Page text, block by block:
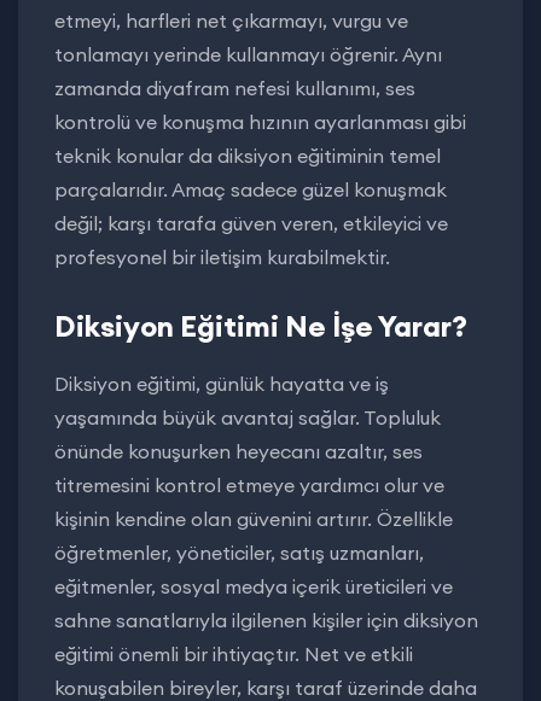
etmeyi, harfleri net çıkarmayı, vurgu ve
tonlamayı yerinde kullanmayı öğrenir. Aynı
zamanda diyafram nefesi kullanımı, ses
kontrolü ve konuşma hızının ayarlanması gibi
teknik konular da diksiyon eğitiminin temel
parçalarıdır. Amaç sadece güzel konuşmak
değil; karşı tarafa güven veren, etkileyici ve
profesyonel bir iletişim kurabilmektir.
Diksiyon Eğitimi Ne İşe Yarar?
Diksiyon eğitimi, günlük hayatta ve iş
yaşamında büyük avantaj sağlar. Topluluk
önünde konuşurken heyecanı azaltır, ses
titremesini kontrol etmeye yardımcı olur ve
kişinin kendine olan güvenini artırır. Özellikle
öğretmenler, yöneticiler, satış uzmanları,
eğitmenler, sosyal medya içerik üreticileri ve
sahne sanatlarıyla ilgilenen kişiler için diksiyon
eğitimi önemli bir ihtiyaçtır. Net ve etkili
konuşabilen bireyler, karşı taraf üzerinde daha